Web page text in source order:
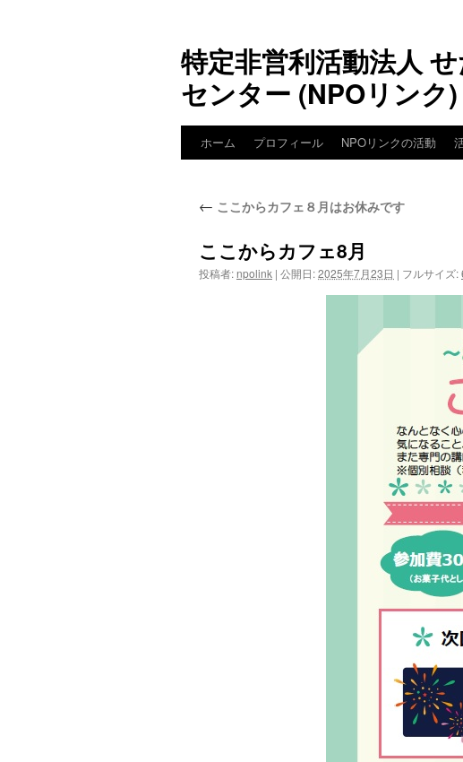
特定非営利活動法人
センター (NPOリンク)
ホーム プロフィール NPOリンクの活動
← ここからカフェ８月はお休みです
ここからカフェ8月
投稿者: npolink | 公開日:2025年7月23日 | フルサイズ: